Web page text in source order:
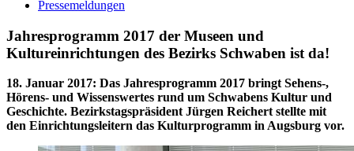
Pressemeldungen
Jahresprogramm 2017 der Museen und
Kultureinrichtungen des Bezirks Schwaben ist da!
18. Januar 2017: Das Jahresprogramm 2017 bringt Sehens-,
Hörens- und Wissenswertes rund um Schwabens Kultur und
Geschichte. Bezirkstagspräsident Jürgen Reichert stellte mit
den Einrichtungsleitern das Kulturprogramm in Augsburg vor.